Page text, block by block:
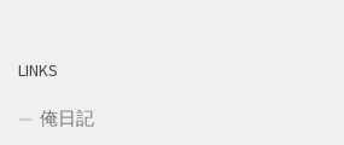
LINKS
俺日記